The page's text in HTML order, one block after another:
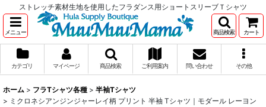
ストレッチ素材生地を使用したフラダンス用ショートスリーブＴシャツ
メニュー 商品検索 カート
カテゴリ マイページ 商品検索 ご利用案内 問い合わせ その他
ホーム > フラTシャツ各種 > 半袖Tシャツ
> ミクロネシアンジンジャーレイ柄 プリント 半袖 Tシャツ｜モダール レーヨン